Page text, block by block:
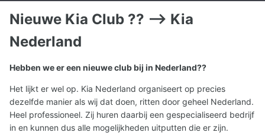
Nieuwe Kia Club ?? --> Kia
Nederland
Hebben we er een nieuwe club bij in Nederland??
Het lijkt er wel op. Kia Nederland organiseert op precies
dezelfde manier als wij dat doen, ritten door geheel Nederland.
Heel professioneel. Zij huren daarbij een gespecialiseerd bedrijf
in en kunnen dus alle mogelijkheden uitputten die er zijn.